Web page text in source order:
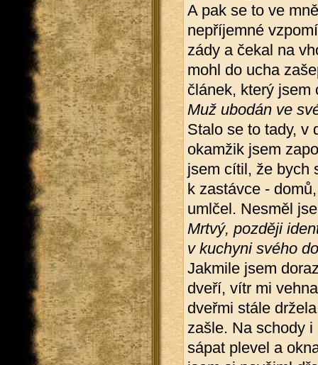
A pak se to ve
nepříjemné
zády a čekal na
mohl do ucha
článek, který jsem
Muž ubodán ve
Stalo se to tady, v
okamžik jsem
jsem cítil, že bych
k zastávce -
umlčel. Nesměl
Mrtvý, později
v kuchyni svého
Jakmile jsem
dveří, vítr mi
dveřmi stále
zašle. Na schody
sápat plevel a